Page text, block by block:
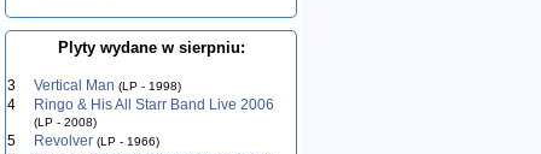
Plyty wydane w sierpniu:
3 Vertical Man (LP - 1998)
4 Ringo & His All Starr Band Live 2006
(LP - 2008)
5 Revolver (LP - 1966)